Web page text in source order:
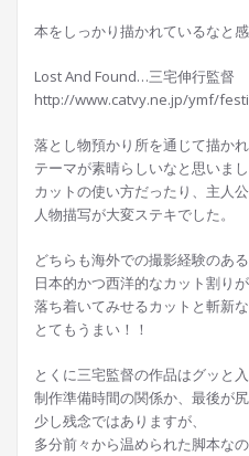
本をしっかり描かれているなと感
Lost And Found…三宅伸行監督
http://www.catvy.ne.jp/ymf/
落とし物預かり所を通じて描か
テーマが素晴らしいなと思いまし
カットの使い方だったり、主人
人物描写が大変ステキでした。
どちらも海外での撮影経験のある
日本的かつ西洋的なカット割り
落ち着いてみせるカットと斬新
とてもうまい！！
とくに三宅監督の作品はグッと入
制作準備時間の関係か、最後が
少し残念ではありますが、
多分前々から温められた脚本なの